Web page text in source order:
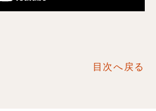
目次へ戻る